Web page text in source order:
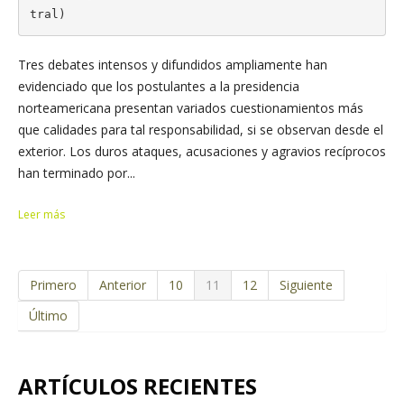
tral)
Tres debates intensos y difundidos ampliamente han
evidenciado que los postulantes a la presidencia
norteamericana presentan variados cuestionamientos más
que calidades para tal responsabilidad, si se observan desde el
exterior. Los duros ataques, acusaciones y agravios recíprocos
han terminado por...
Leer más
Primero Anterior 10 11 12
Siguiente
Último
ARTÍCULOS RECIENTES